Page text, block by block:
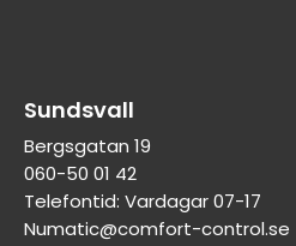
Sundsvall
Bergsgatan 19
060-50 01 42
Telefontid: Vardagar 07-17
Numatic@comfort-control.se